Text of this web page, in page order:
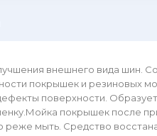
внешнего вида шин.
покрышек и резиновых
поверхности.
покрышек после
мыть. Средство